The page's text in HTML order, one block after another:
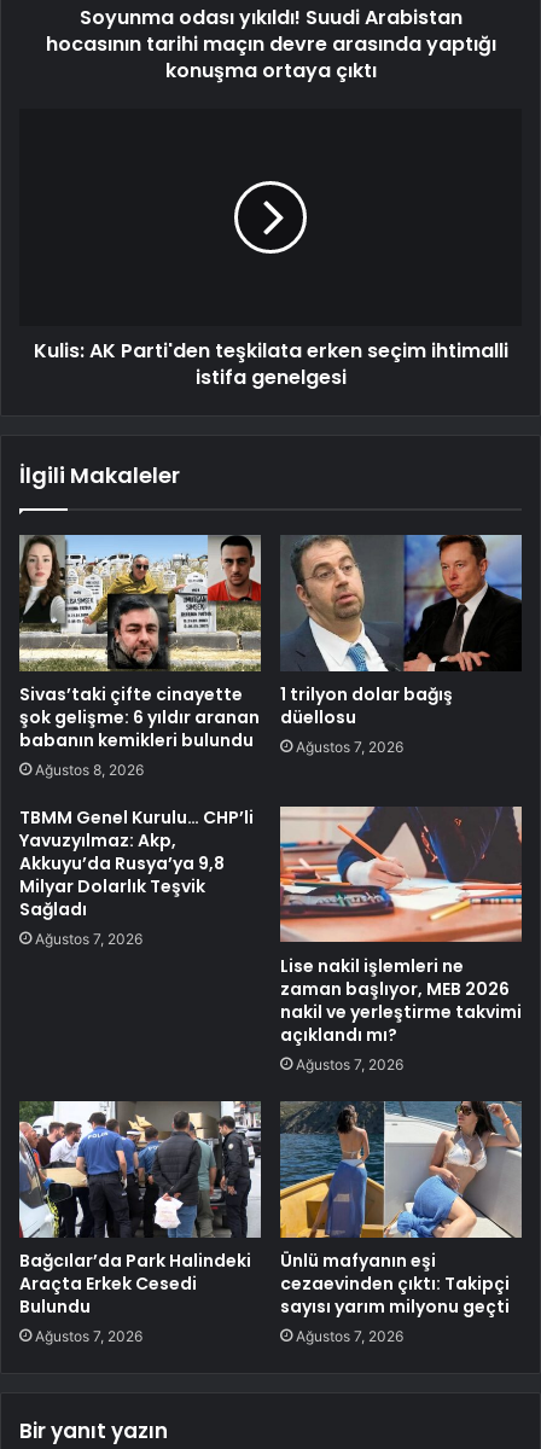
Soyunma odası yıkıldı! Suudi Arabistan
hocasının tarihi maçın devre arasında yaptığı
konuşma ortaya çıktı
Kulis: AK Parti'den teşkilata erken seçim ihtimalli
istifa genelgesi
İlgili Makaleler
Sivas’taki çifte cinayette
şok gelişme: 6 yıldır aranan
babanın kemikleri bulundu
Ağustos 8, 2026
1 trilyon dolar bağış
düellosu
Ağustos 7, 2026
TBMM Genel Kurulu… CHP’li
Yavuzyılmaz: Akp,
Akkuyu’da Rusya’ya 9,8
Milyar Dolarlık Teşvik
Sağladı
Ağustos 7, 2026
Lise nakil işlemleri ne
zaman başlıyor, MEB 2026
nakil ve yerleştirme takvimi
açıklandı mı?
Ağustos 7, 2026
Bağcılar’da Park Halindeki
Araçta Erkek Cesedi
Bulundu
Ağustos 7, 2026
Ünlü mafyanın eşi
cezaevinden çıktı: Takipçi
sayısı yarım milyonu geçti
Ağustos 7, 2026
Bir yanıt yazın